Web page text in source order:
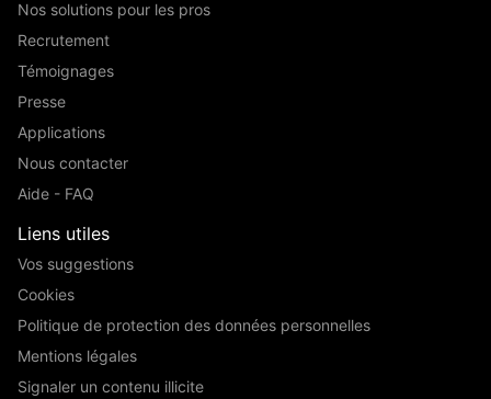
Nos solutions pour les pros
Recrutement
Témoignages
Presse
Applications
Nous contacter
Aide - FAQ
Liens utiles
Vos suggestions
Cookies
Politique de protection des données personnelles
Mentions légales
Signaler un contenu illicite